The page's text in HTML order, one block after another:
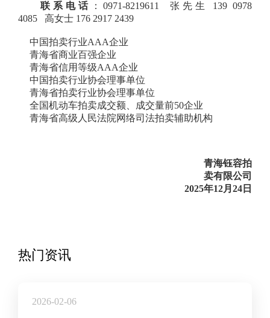
联系电话
：0971-8219611 张先生 139 0978
4085 高女士 176 2917 2439
中国拍卖行业AAA企业
青海省商业百强企业
青海省信用等级AAA企业
中国拍卖行业协会理事单位
青海省拍卖行业协会理事单位
全国机动车拍卖成交额、成交量前50企业
青海省高级人民法院网络司法拍卖辅助机构
青海钰容拍
卖有限公司
2025年12月 24 日
热门资讯
2026-02-06